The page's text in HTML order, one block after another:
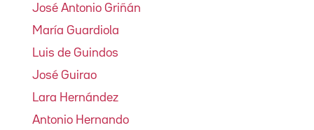
José Antonio Griñán
María Guardiola
Luis de Guindos
José Guirao
Lara Hernández
Antonio Hernando